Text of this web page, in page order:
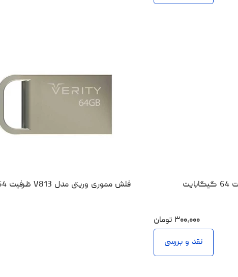
۳۰۰،۰۰۰ تومان
نقد و بررسی
فلش مموری وریتی مدل V813 ظرفیت 64 گیگابایت